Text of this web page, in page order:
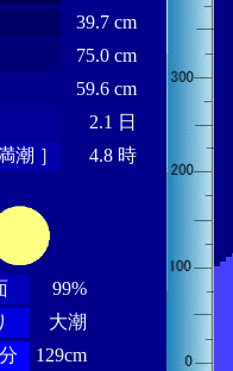
39.7 cm
75.0 cm
59.6 cm
2.1 日
潮 ］
4.8 時
99%
大潮
129cm